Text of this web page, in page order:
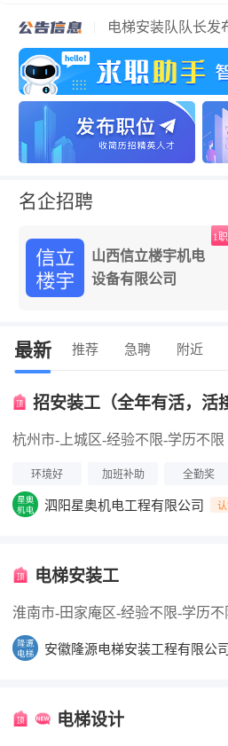
电梯安装队队长发
关于收不到手机验
电梯人才招聘网简
名企招聘
山西信立楼宇机电
设备有限公司
1
最新 推荐 急聘 附近
招安装工（全年有活，活
杭州市-上城区-经验不限-学历不限
环境好 加班补助 全勤奖
泗阳星奥机电工程有限公司
电梯安装工
淮南市-田家庵区-经验不限-学历不
安徽隆源电梯安装工程有限公司
电梯设计